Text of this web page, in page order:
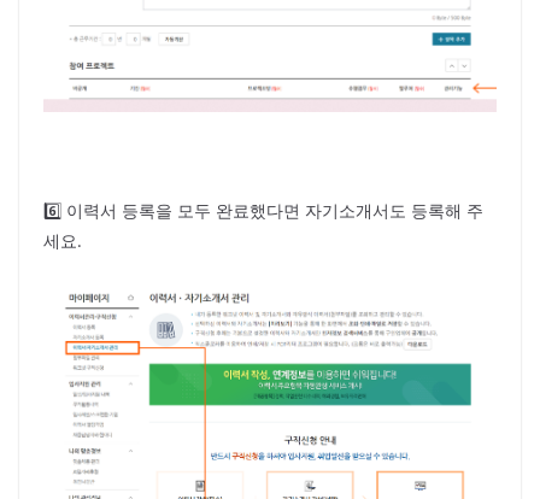
6️⃣ 이력서 등록을 모두 완료했다면 자기소개서도 등록해 주
세요.